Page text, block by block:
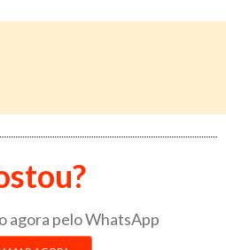
agora pelo WhatsApp